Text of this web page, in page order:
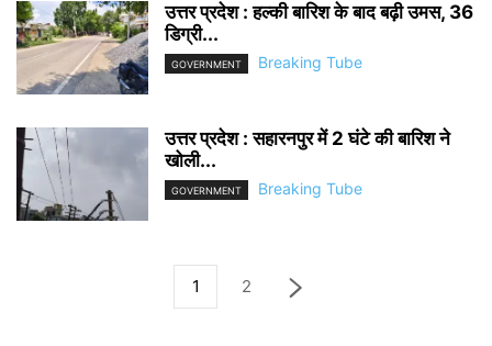
उत्तर प्रदेश : हल्की बारिश के बाद बढ़ी उमस, 36
डिग्री...
GOVERNMENT Breaking Tube
उत्तर प्रदेश : सहारनपुर में 2 घंटे की बारिश ने
खोली...
GOVERNMENT Breaking Tube
1 2